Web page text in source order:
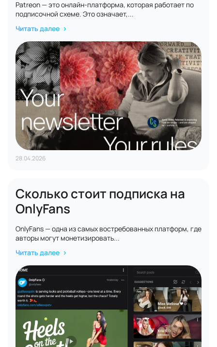
Patreon — это онлайн-платформа, которая работает по
подписочной схеме. Это означает,...
Читать далее
28.04.2026
Сколько стоит подписка на
OnlyFans
OnlyFans — одна из самых востребованных платформ, где
авторы могут монетизировать...
Читать далее